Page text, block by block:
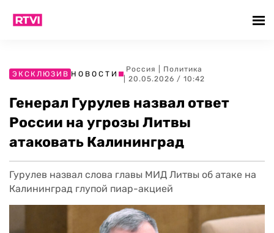
ЭКСКЛЮЗИВ НОВОСТИ
Россия
Политика
| 20.05.2026 / 10:42
Генерал Гурулев назвал ответ
России на угрозы Литвы
атаковать Калининград
Гурулев назвал слова главы МИД Литвы об атаке на
Калининград глупой пиар-акцией